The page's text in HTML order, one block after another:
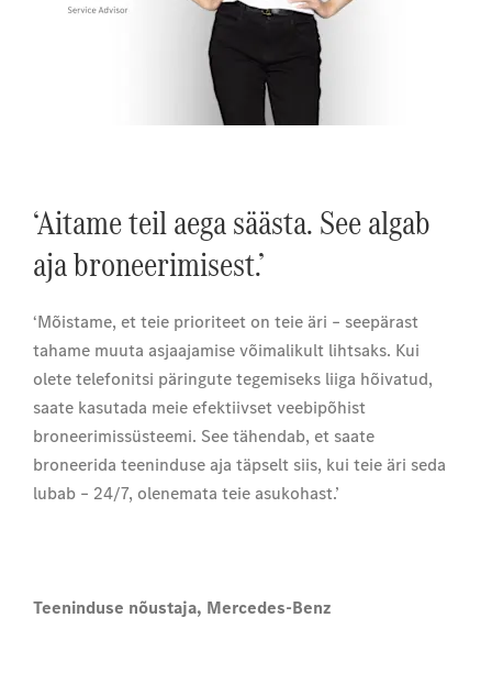
‘Aitame teil aega säästa. See algab
aja broneerimisest.’
‘Mõistame, et teie prioriteet on teie äri – seepärast
tahame muuta asjaajamise võimalikult lihtsaks. Kui
olete telefonitsi päringute tegemiseks liiga hõivatud,
saate kasutada meie efektiivset veebipõhist
broneerimissüsteemi. See tähendab, et saate
broneerida teeninduse aja täpselt siis, kui teie äri seda
lubab – 24/7, olenemata teie asukohast.’
Teeninduse nõustaja, Mercedes-Benz